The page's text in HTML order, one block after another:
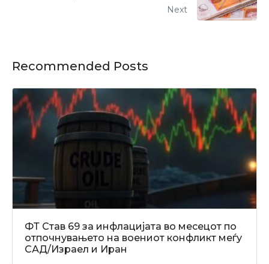
Next
Recommended Posts
ФТ Став 69 за инфлацијата во месецот по
отпочнувањето на воениот конфликт меѓу
САД/Израел и Иран